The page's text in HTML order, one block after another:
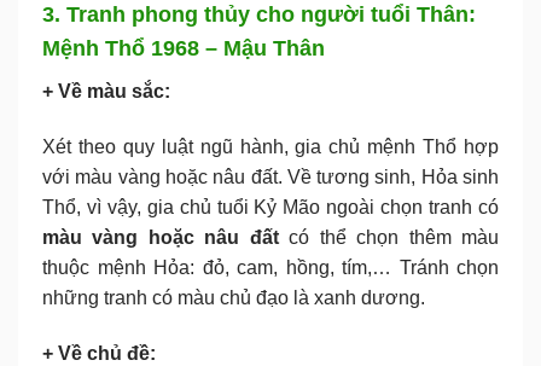
3. Tranh phong thủy cho người tuổi Thân:
Mệnh Thổ 1968 – Mậu Thân
+ Về màu sắc:
Xét theo quy luật ngũ hành, gia chủ mệnh Thổ hợp
với màu vàng hoặc nâu đất. Về tương sinh, Hỏa sinh
Thổ, vì vậy, gia chủ tuổi Kỷ Mão ngoài chọn tranh có
màu vàng hoặc nâu đấtcó thể chọn thêm màu
thuộc mệnh Hỏa: đỏ, cam, hồng, tím,… Tránh chọn
những tranh có màu chủ đạo là xanh dương.
+ Về chủ đề: